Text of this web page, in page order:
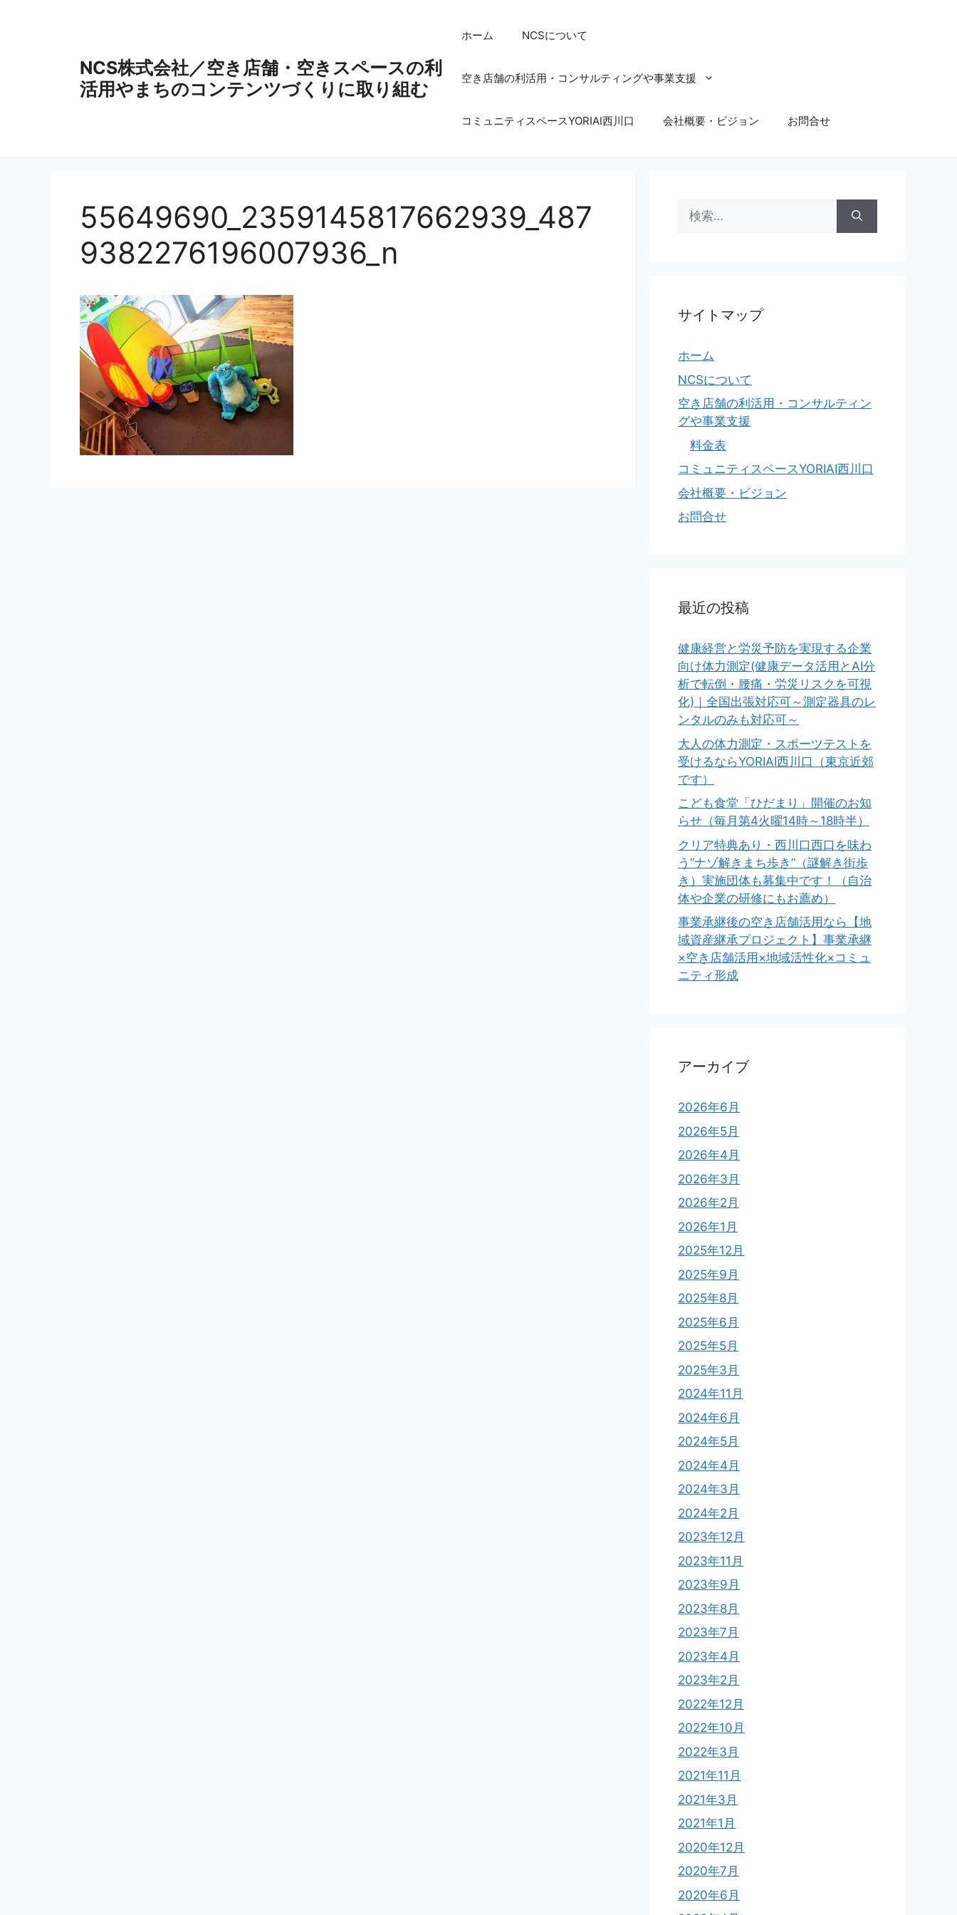
NCS株式会社／空き店舗・空きスペースの利
活用やまちのコンテンツづくりに取り組む
ホーム NCSについて
空き店舗の利活用・コンサルティングや事業支援
コミュニティスペースYORIAI西川口 会社概要・ビジョン お問合せ
55649690_2359145817662939_487
9382276196007936_n
索:
サイトマップ
ホーム
NCSについて
空き店舗の利活用・コンサルティン
グや事業支援
料金表
コミュニティスペースYORIAI西川口
会社概要・ビジョン
お問合せ
最近の投稿
健康経営と労災予防を実現する企業
向け体力測定(健康データ活用とAI分
析で転倒・腰痛・労災リスクを可視
化)｜全国出張対応可～測定器具のレ
ンタルのみも対応可～
大人の体力測定・スポーツテストを
受けるならYORIAI西川口（東京近郊
です）
こども食堂「ひだまり」開催のお知
らせ（毎月第4火曜14時～18時半）
クリア特典あり・西川口西口を味わ
う”ナゾ解きまち歩き”（謎解き街歩
き）実施団体も募集中です！（自治
体や企業の研修にもお薦め）
事業承継後の空き店舗活用なら【地
域資産継承プロジェクト】事業承継
×空き店舗活用×地域活性化×コミュ
ニティ形成
アーカイブ
2026年6月
2026年5月
2026年4月
2026年3月
2026年2月
2026年1月
2025年12月
2025年9月
2025年8月
2025年6月
2025年5月
2025年3月
2024年11月
2024年6月
2024年5月
2024年4月
2024年3月
2024年2月
2023年12月
2023年11月
2023年9月
2023年8月
2023年7月
2023年4月
2023年2月
2022年12月
2022年10月
2022年3月
2021年11月
2021年3月
2021年1月
2020年12月
2020年7月
2020年6月